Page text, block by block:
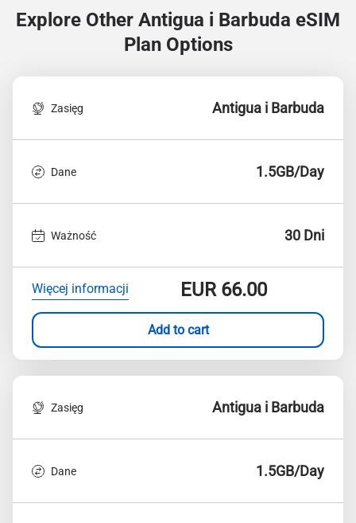
Explore Other Antigua i Barbuda eSIM
Plan Options
Zasięg Antigua i Barbuda
Dane 1.5GB/Day
Ważność 30 Dni
Więcej informacji EUR66.00
Add to cart
Zasięg Antigua i Barbuda
Dane 1.5GB/Day